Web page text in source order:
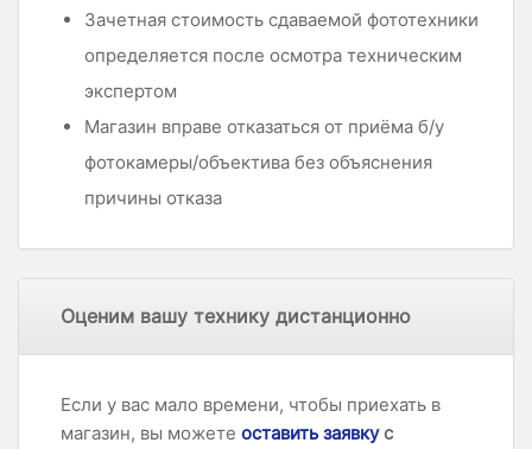
Зачетная стоимость сдаваемой фототехники
определяется после осмотра техническим
экспертом
Магазин вправе отказаться от приёма б/у
фотокамеры/объектива без объяснения
причины отказа
Оценим вашу технику дистанционно
Если у вас мало времени, чтобы приехать в
магазин, вы можете оставить заявкус